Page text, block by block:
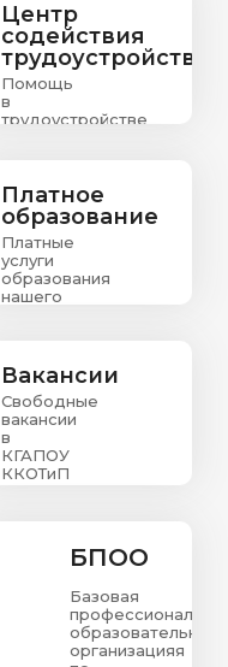
Центр
содействия
трудоустройству
Помощь
в
трудоустройстве
Платное
образование
Платные
услуги
образования
нашего
Вакансии
Свободные
вакансии
в
КГАПОУ
ККОТиП
БПОО
Базовая
образовательная
организацияя